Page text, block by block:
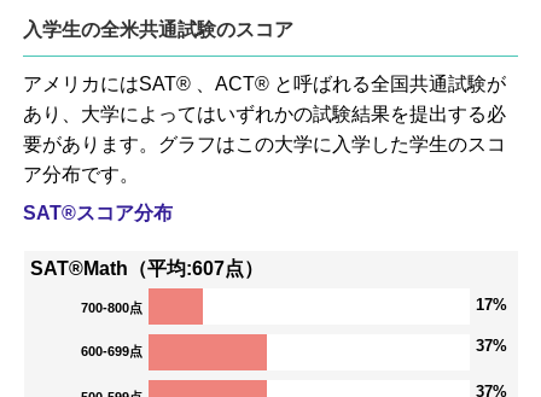
入学生の全米共通試験のスコア
アメリカにはSAT® 、ACT® と呼ばれる全国共通試験が
あり、大学によってはいずれかの試験結果を提出する必
要があります。グラフはこの大学に入学した学生のスコ
ア分布です。
SAT®スコア分布
SAT®Math（平均:607点）
700-800点 17%
600-699点 37%
37%